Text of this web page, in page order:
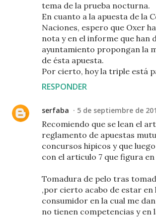
tema de la prueba nocturna.
En cuanto a la apuesta de la
Naciones, espero que Oxer
nota y en el informe que han
ayuntamiento propongan la
de ésta apuesta.
Por cierto, hoy la triple está
RESPONDER
serfaba 5 de septiembre de
Recomiendo que se lean el
reglamento de apuestas
concursos hipicos y que
con el articulo 7 que figura
Tomadura de pelo tras
,por cierto acabo de estar en
consumidor en la cual me
no tienen competencias y en